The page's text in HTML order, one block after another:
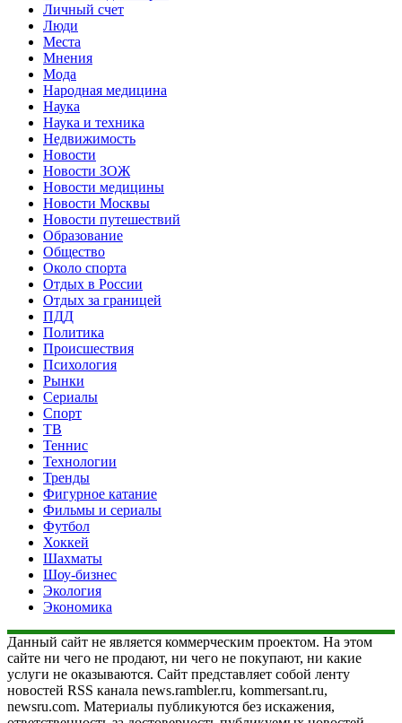
Личный счет
Люди
Места
Мнения
Мода
Народная медицина
Наука
Наука и техника
Недвижимость
Новости
Новости ЗОЖ
Новости медицины
Новости Москвы
Новости путешествий
Образование
Общество
Около спорта
Отдых в России
Отдых за границей
ПДД
Политика
Происшествия
Психология
Рынки
Сериалы
Спорт
ТВ
Теннис
Технологии
Тренды
Фигурное катание
Фильмы и сериалы
Футбол
Хоккей
Шахматы
Шоу-бизнес
Экология
Экономика
Данный сайт не является коммерческим проектом. На этом
сайте ни чего не продают, ни чего не покупают, ни какие
услуги не оказываются. Сайт представляет собой ленту
новостей RSS канала news.rambler.ru, kommersant.ru,
newsru.com. Материалы публикуются без искажения,